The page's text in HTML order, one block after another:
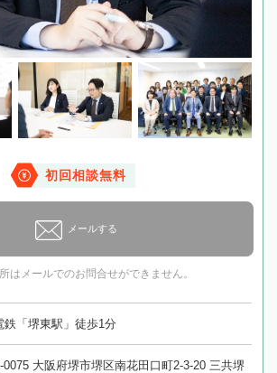
初回相談無料
メールする
はメールでのお問合せができません。
鉄「堺東駅」徒歩1分
0075 大阪府堺市堺区南花田口町2-3-20 三共堺